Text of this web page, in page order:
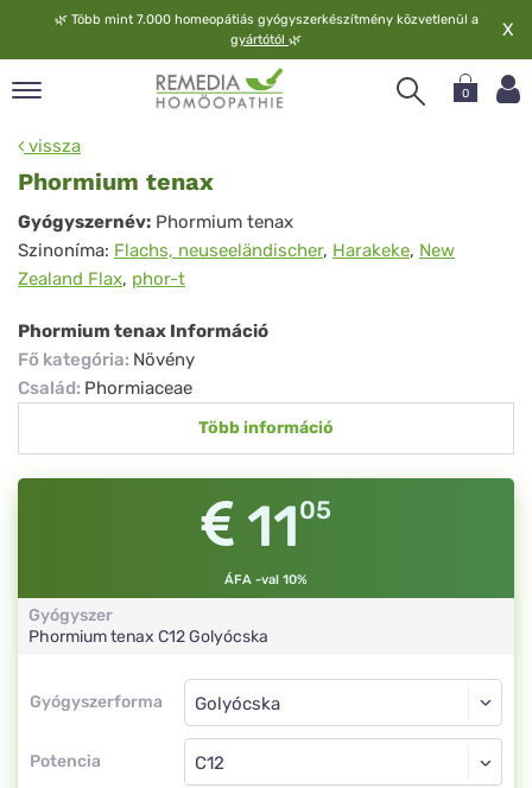
🌿 Több mint 7.000 homeopátiás gyógyszerkészítmény közvetlenül a
gyártótól 🌿 X
0
vissza
Phormium tenax
Phormium
tenax
Gyógyszernév: Phormium tenax
Szinoníma: Flachs, neuseeländischer, Harakeke, New
Zealand Flax, phor-t
Phormium tenax Információ
Fő kategória: Növény
Család: Phormiaceae
Több információ
1105
ÁFA -val 10%
Gyógyszer
Phormium tenax C12Golyócska
Gyógyszerforma
Gyógyszerforma
Potencia
Golyócska
C12